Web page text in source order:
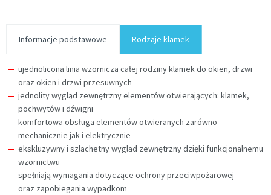
Informacje podstawowe Rodzaje klamek
ujednolicona linia wzornicza całej rodziny klamek do okien, drzwi
oraz okien i drzwi przesuwnych
jednolity wygląd zewnętrzny elementów otwierających: klamek,
pochwytów i dźwigni
komfortowa obsługa elementów otwieranych zarówno
mechanicznie jak i elektrycznie
ekskluzywny i szlachetny wygląd zewnętrzny dzięki funkcjonalnemu
wzornictwu
spełniają wymagania dotyczące ochrony przeciwpożarowej
oraz zapobiegania wypadkom